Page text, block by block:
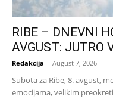
RIBE – DNEVNI
AVGUST: JUTRO
Redakcija - August 7, 2026
Subota za Ribe, 8. avgust,
emocijama, velikim